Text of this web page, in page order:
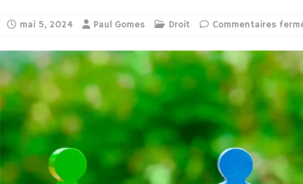
mai 5, 2024 Paul Gomes Droit Commentaires